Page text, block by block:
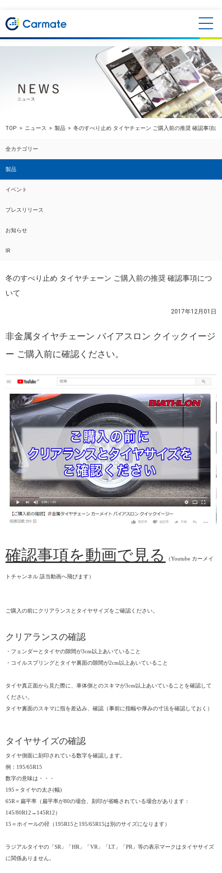
TOP ニュース 製品 冬のすべり止め タイヤチェーン ご購入前の推奨 確認事項に
全カテゴリー
製品
イベント
プレスリリース
お知らせ
IR
冬のすべり止め タイヤチェーン ご購入前の推奨 確認事項につ
いて
2017年12月01日
非金属タイヤチェーン バイアスロン クイックイージ
ー ご購入前に確認ください。
確認事項を動画で見る （Youtube カーメイ
トチャンネル 該当動画へ飛びます）
ご購入の前にクリアランスとタイヤサイズをご確認ください。
クリアランスの確認
・フェンダーとタイヤの隙間が3cm以上あいていること
・コイルスプリングとタイヤ裏面の隙間が2cm以上あいていること
タイヤ真正面から見た際に、車体側とのスキマが3cm以上あいていることを確認して
ください。
タイヤ裏面のスキマに指を差込み、確認（事前に指幅や厚みの寸法を確認しておく）
タイヤサイズの確認
タイヤ側面に刻印されている数字を確認します。
例：195/65R15
数字の意味は・・・
195＝タイヤの太さ(幅)
65R＝扁平率（扁平率が80の場合、刻印が省略されている場合があります：
145/80R12→145R12）
15＝ホイールの径（195R15と195/65R15は別のサイズになります）
ラジアルタイヤの「SR」「HR」「VR」「LT」「PR」等の表示マークはタイヤサイズ
に関係ありません。